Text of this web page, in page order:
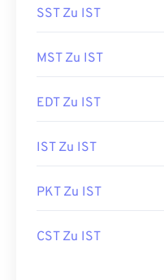
SST Zu IST
MST Zu IST
EDT Zu IST
IST Zu IST
PKT Zu IST
CST Zu IST